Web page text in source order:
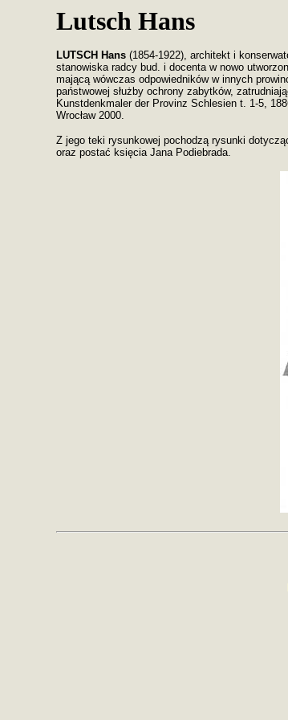
Lutsch Hans
LUTSCH Hans (1854-1922), architekt i
stanowiska radcy bud. i docenta w nowo
mającą wówczas odpowiedników w innych
państwowej służby ochrony zabytków,
Kunstdenkmaler der Provinz Schlesien t. 1-5,
Wrocław 2000.
Z jego teki rysunkowej pochodzą rysunki
oraz postać księcia Jana Podiebrada.